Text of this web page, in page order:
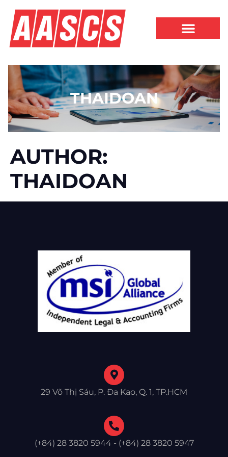
THAIDOAN
AUTHOR:
THAIDOAN
29 Võ Thị Sáu, P. Đa Kao, Q. 1, TP.HCM
(+84) 28 3820 5944 - (+84) 28 3820 5947